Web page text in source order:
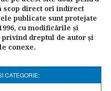
scop direct ori indirect
publicate sunt protejate
cu modificările şi
dreptul de autor şi
conexe.
CATEGORIE: